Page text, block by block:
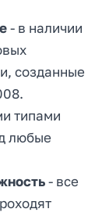
- в наличии
созданные
типами
любые
- все